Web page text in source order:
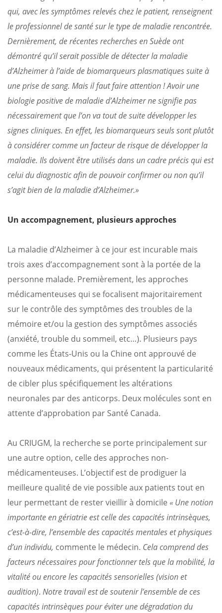
qui, avec les symptômes relevés chez le patient, renseignent
le professionnel de santé sur le type de maladie rencontrée.
Dernièrement, de récentes recherches en Suède ont
démontré qu’il serait possible de détecter la maladie
d’Alzheimer à l’aide de biomarqueurs plasmatiques suite à
une prise de sang. Mais il faut faire attention ! Avoir une
biologie positive de maladie d’Alzheimer ne signifie pas
nécessairement que l’on va tout de suite développer les
signes cliniques. En effet, les biomarqueurs seuls sont plutôt
à considérer comme un facteur de risque de développer la
maladie. Ils doivent être utilisés dans un cadre précis qui est
celui du diagnostic afin de pouvoir confirmer ou non qu’il
s’agit bien de la maladie d’Alzheimer.»
Un accompagnement, plusieurs approches
La maladie d’Alzheimer à ce jour est incurable mais
trois axes d’accompagnement sont à la portée de la
personne malade. Premièrement, les approches
médicamenteuses qui se focalisent majoritairement
sur le contrôle des symptômes des troubles de la
mémoire et/ou la gestion des symptômes associés
(anxiété, trouble du sommeil, etc…). Plusieurs pays
comme les États-Unis ou la Chine ont approuvé de
nouveaux médicaments, qui présentent la particularité
de cibler plus spécifiquement les altérations
neuronales par des anticorps. Deux molécules sont en
attente d’approbation par Santé Canada.
Au CRIUGM, la recherche se porte principalement sur
une autre option, celle des approches non-
médicamenteuses. L’objectif est de prodiguer la
meilleure qualité de vie possible aux patients tout en
leur permettant de rester vieillir à domicile « Une notion
importante en gériatrie est celle des capacités intrinsèques,
c’est-à-dire, l’ensemble des capacités mentales et physiques
d’un individu, commente le médecin. Cela comprend des
facteurs nécessaires pour fonctionner tels que la mobilité, la
vitalité ou encore les capacités sensorielles (vision et
audition). Notre travail est de soutenir l’ensemble de ces
capacités intrinsèques pour éviter une dégradation du